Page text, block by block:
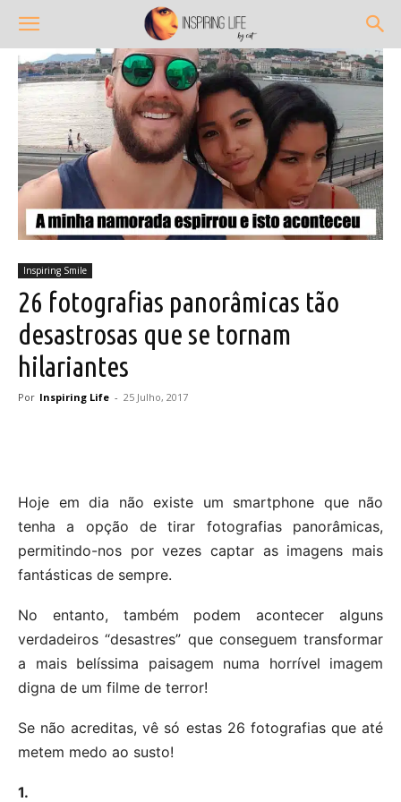
Inspiring Smile
26 fotografias panorâmicas tão
desastrosas que se tornam
hilariantes
Por Inspiring Life - 25 Julho, 2017
Hoje em dia não existe um smartphone que não
tenha a opção de tirar fotografias panorâmicas,
permitindo-nos por vezes captar as imagens mais
fantásticas de sempre.
No entanto, também podem acontecer alguns
verdadeiros “desastres” que conseguem transformar
a mais belíssima paisagem numa horrível imagem
digna de um filme de terror!
Se não acreditas, vê só estas 26 fotografias que até
metem medo ao susto!
1.